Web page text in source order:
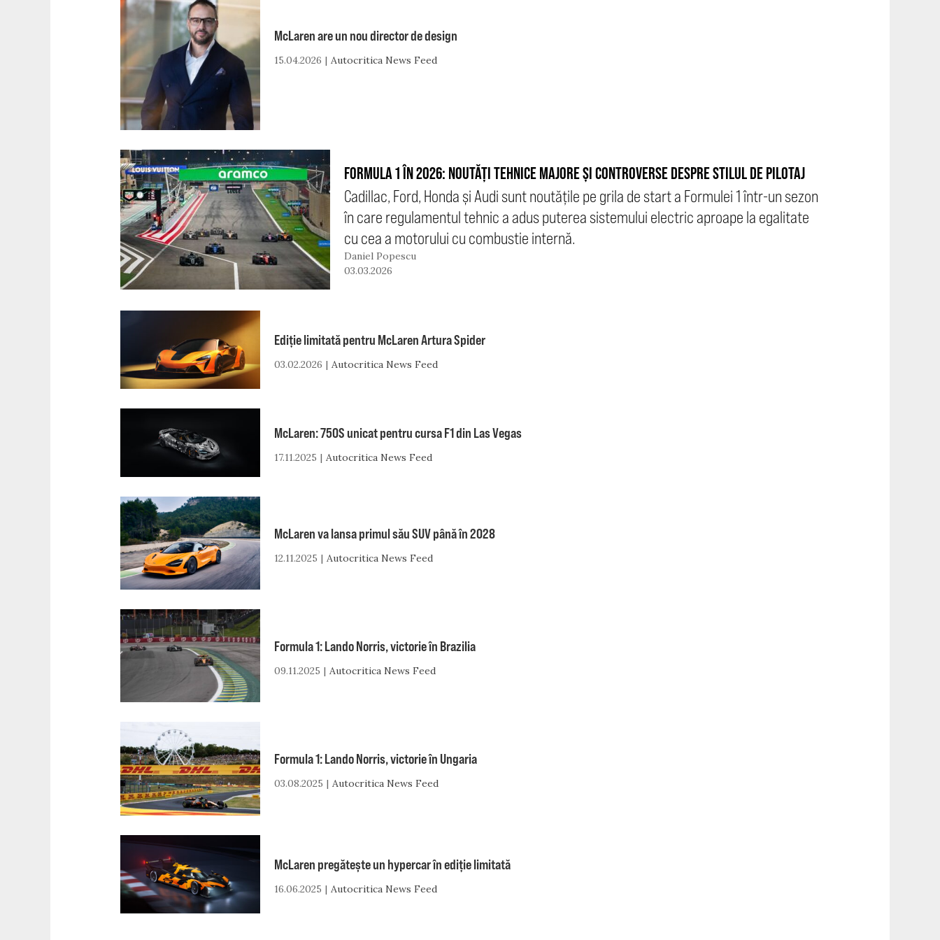
McLaren are un nou director de design
15.04.2026 Autocritica News Feed
FORMULA 1 ÎN 2026: NOUTĂȚI TEHNICE MAJORE ȘI CONTROVERSE DESPRE STILUL DE PILOTAJ
Cadillac, Ford, Honda și Audi sunt noutățile pe grila de start a Formulei 1 într-un sezon
în care regulamentul tehnic a adus puterea sistemului electric aproape la egalitate
cu cea a motorului cu combustie internă.
Daniel Popescu
03.03.2026
Ediție limitată pentru McLaren Artura Spider
03.02.2026 Autocritica News Feed
McLaren: 750S unicat pentru cursa F1 din Las Vegas
17.11.2025 Autocritica News Feed
McLaren va lansa primul său SUV până în 2028
12.11.2025 Autocritica News Feed
Formula 1: Lando Norris, victorie în Brazilia
09.11.2025 Autocritica News Feed
Formula 1: Lando Norris, victorie în Ungaria
03.08.2025 Autocritica News Feed
McLaren pregătește un hypercar în ediție limitată
16.06.2025 Autocritica News Feed